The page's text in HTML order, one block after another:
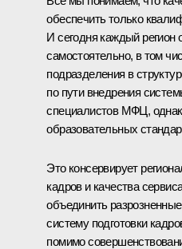
обеспечить только
И сегодня каждый регион
самостоятельно, в том
подразделения в
по пути внедрения
специалистов МФЦ,
образовательных
Это консервирует
кадров и качества
объединить
систему подготовки
помимо